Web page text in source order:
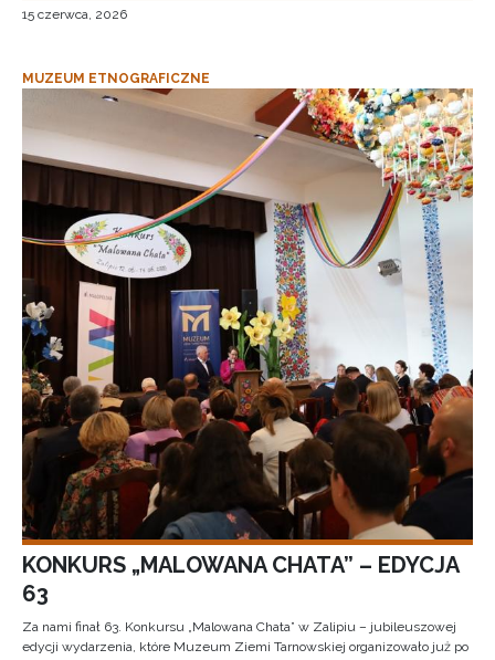
15 czerwca, 2026
MUZEUM ETNOGRAFICZNE
KONKURS „MALOWANA CHATA” – EDYCJA
63
Za nami finał 63. Konkursu „Malowana Chata” w Zalipiu – jubileuszowej
edycji wydarzenia, które Muzeum Ziemi Tarnowskiej organizowało już po